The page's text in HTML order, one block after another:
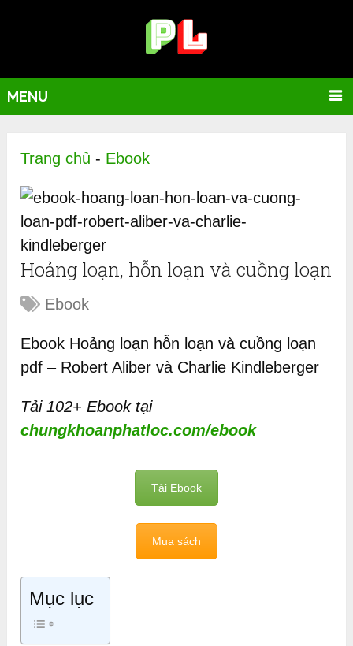
MENU
Trang chủ - Ebook
Hoảng loạn, hỗn loạn và cuồng loạn
Ebook
Ebook Hoảng loạn hỗn loạn và cuồng loạn
pdf – Robert Aliber và Charlie Kindleberger
Tải 102+ Ebook tại
chungkhoanphatloc.com/ebook
Tải Ebook
Mua sách
Mục lục